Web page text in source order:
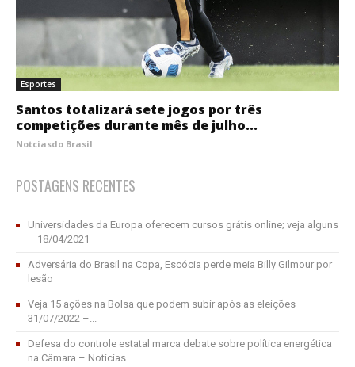
Esportes
Santos totalizará sete jogos por três
competições durante mês de julho...
Notciasdo Brasil
POSTAGENS RECENTES
Universidades da Europa oferecem cursos grátis online; veja alguns
– 18/04/2021
Adversária do Brasil na Copa, Escócia perde meia Billy Gilmour por
lesão
Veja 15 ações na Bolsa que podem subir após as eleições –
31/07/2022 –...
Defesa do controle estatal marca debate sobre política energética
na Câmara – Notícias